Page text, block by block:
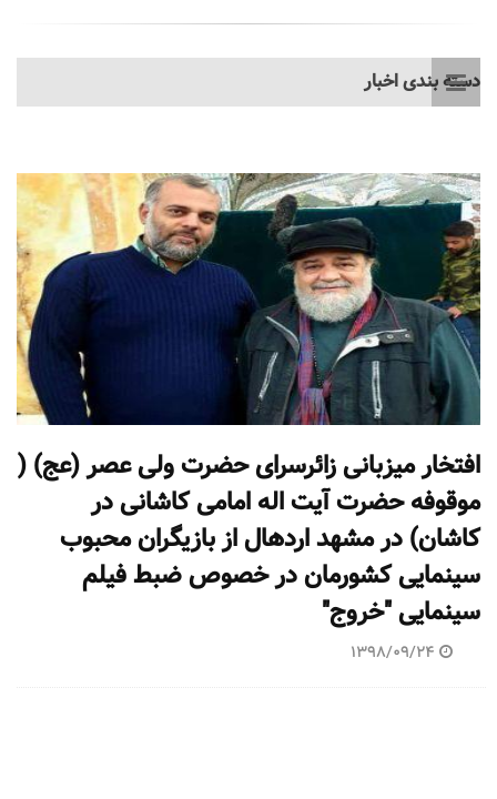
دسته بندی اخبار
افتخار میزبانی زائرسرای حضرت ولی عصر (عج) (
موقوفه حضرت آیت اله امامی کاشانی در
کاشان) در مشهد اردهال از بازیگران محبوب
سینمایی کشورمان در خصوص ضبط فیلم
سینمایی "خروج"
1398/09/24